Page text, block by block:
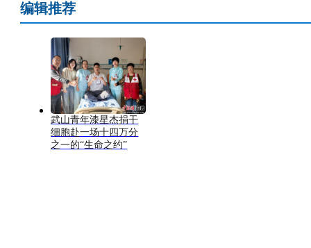
编辑推荐
武山青年漆星杰捐干
细胞赴一场十四万分
之一的“生命之约”